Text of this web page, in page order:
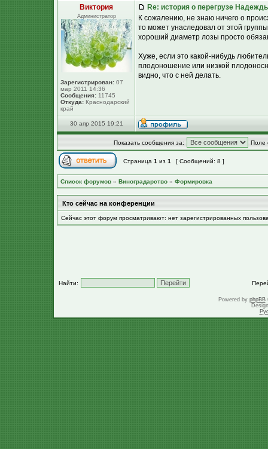
Виктория
Администратор
Зарегистрирован: 07
мар 2011 14:36
Сообщения: 11745
Откуда: Краснодарский
край
Re: история о перегрузе
К сожалению, не знаю ничего о
то может унаследовал от этой
хороший диаметр лозы просто
Хуже, если это какой-нибудь
плодоношение или низкой
видно, что с ней делать.
30 апр 2015 19:21
Показать сообщения за: Поле
Страница 1 из 1 [ Сообщений: 8 ]
Список форумов » Виноградарство » Формировка
Кто сейчас на конференции
Сейчас этот форум просматривают: нет зарегистрированных
Найти:
Powered by phpBB